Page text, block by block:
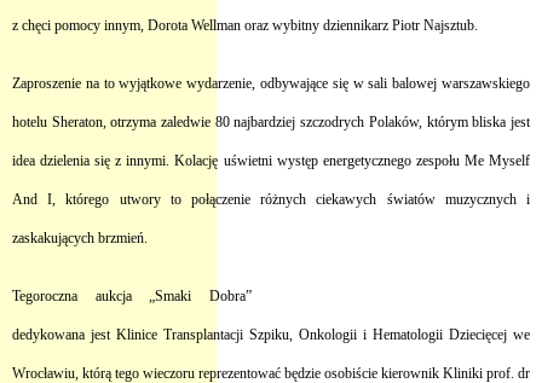
z chęci pomocy innym, Dorota Wellman oraz wybitny dziennikarz Piotr Najsztub.
Zaproszenie na to wyjątkowe wydarzenie, odbywające się w sali balowej warszawskiego
hotelu Sheraton, otrzyma zaledwie 80 najbardziej szczodrych Polaków, którym bliska jest
idea dzielenia się z innymi. Kolację uświetni występ energetycznego zespołu Me Myself
And I, którego utwory to połączenie różnych ciekawych światów muzycznych i
zaskakujących brzmień.
Tegoroczna aukcja „Smaki Dobra”
dedykowana jest Klinice Transplantacji Szpiku, Onkologii i Hematologii Dziecięcej we
Wrocławiu, którą tego wieczoru reprezentować będzie osobiście kierownik Kliniki prof. dr